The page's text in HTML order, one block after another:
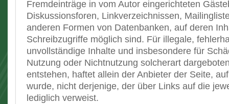
Fremdeinträge in vom Autor eingerichteten
Diskussionsforen, Linkverzeichnissen,
anderen Formen von Datenbanken, auf deren
Schreibzugriffe möglich sind. Für illegale,
unvollständige Inhalte und insbesondere für
Nutzung oder Nichtnutzung solcherart
entstehen, haftet allein der Anbieter der Seite,
wurde, nicht derjenige, der über Links auf die
lediglich verweist.